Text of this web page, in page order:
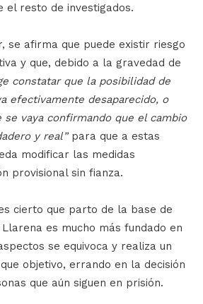
el resto de investigados.
se afirma que puede existir riesgo
y que, debido a la gravedad de
constatar que la posibilidad de
efectivamente desaparecido, o
se vaya confirmando que el cambio
y real”para que a estas
modificar las medidas
provisional sin fianza.
cierto que parto de la base de
es mucho más fundado en
se equivoca y realiza un
objetivo, errando en la decisión
que aún siguen en prisión.